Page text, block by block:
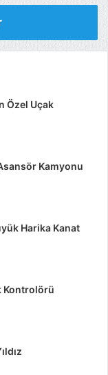
Özel Uçak
Kamyonu
Harika Kanat
Kontrolörü